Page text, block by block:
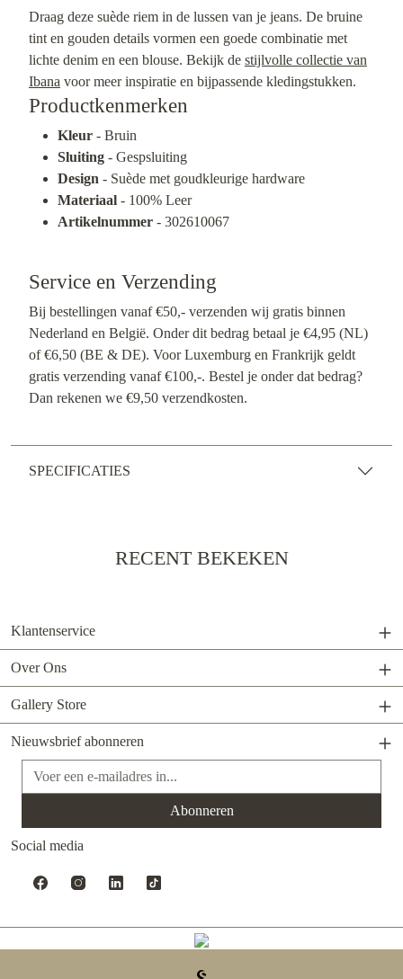
Draag deze suède riem in de lussen van je jeans. De bruine
tint en gouden details vormen een goede combinatie met
lichte denim en een blouse. Bekijk de stijlvolle collectie van
Ibana voor meer inspiratie en bijpassende kledingstukken.
Productkenmerken
Kleur - Bruin
Sluiting - Gespsluiting
Design - Suède met goudkleurige hardware
Materiaal - 100% Leer
Artikelnummer - 302610067
Service en Verzending
Bij bestellingen vanaf €50,- verzenden wij gratis binnen
Nederland en België. Onder dit bedrag betaal je €4,95 (NL)
of €6,50 (BE & DE). Voor Luxemburg en Frankrijk geldt
gratis verzending vanaf €100,-. Bestel je onder dat bedrag?
Dan rekenen we €9,50 verzendkosten.
SPECIFICATIES
RECENT BEKEKEN
Klantenservice
Over Ons
Gallery Store
Nieuwsbrief abonneren
E-mailadres*
Abonneren
Social media